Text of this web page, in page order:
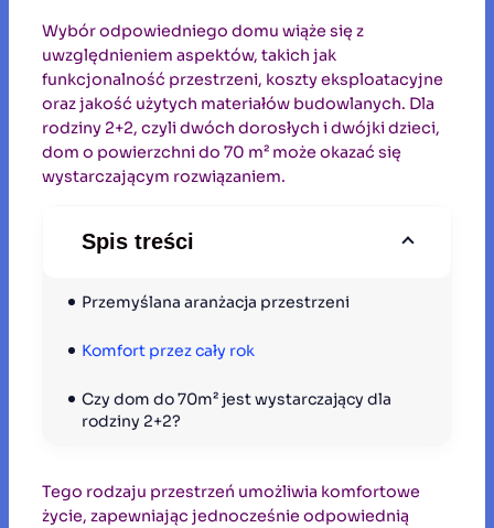
Wybór odpowiedniego domu wiąże się z
uwzględnieniem aspektów, takich jak
funkcjonalność przestrzeni, koszty eksploatacyjne
oraz jakość użytych materiałów budowlanych. Dla
rodziny 2+2, czyli dwóch dorosłych i dwójki dzieci,
dom o powierzchni do 70 m² może okazać się
wystarczającym rozwiązaniem.
Spis treści
Przemyślana aranżacja przestrzeni
Komfort przez cały rok
Czy dom do 70m² jest wystarczający dla
rodziny 2+2?
Tego rodzaju przestrzeń umożliwia komfortowe
życie, zapewniając jednocześnie odpowiednią